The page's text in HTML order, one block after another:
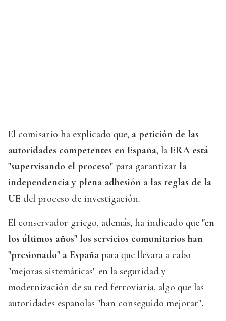
El comisario ha explicado que, a petición de las
autoridades competentes en España, la ERA está
"supervisando el proceso" para garantizar la
independencia y plena adhesión a las reglas de la
UE del proceso de investigación.
El conservador griego, además, ha indicado que "en
los últimos años" los servicios comunitarios han
"presionado" a España para que llevara a cabo
"mejoras sistemáticas" en la seguridad y
modernización de su red ferroviaria, algo que las
autoridades españolas "han conseguido mejorar".